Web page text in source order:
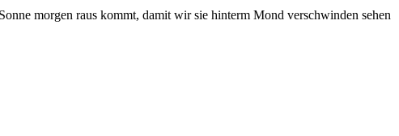
morgen raus kommt, damit wir sie hinterm Mond verschwinden sehen